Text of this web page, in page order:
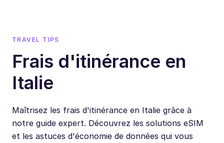
TRAVEL TIPS
Frais d'itinérance en
Italie
Maîtrisez les frais d'itinérance en Italie grâce à
notre guide expert. Découvrez les solutions eSIM
et les astuces d'économie de données qui vous